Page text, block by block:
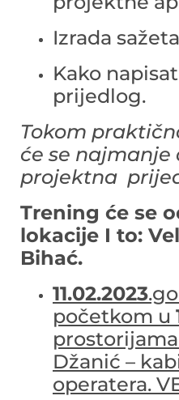
Izrada
Kako
prijedlog.
Tokom
će se najmanje
projektna
Trening će se
lokacije I to:
Bihać.
11.02.2023
početkom u
prostorijama
Džanić –
operatera.